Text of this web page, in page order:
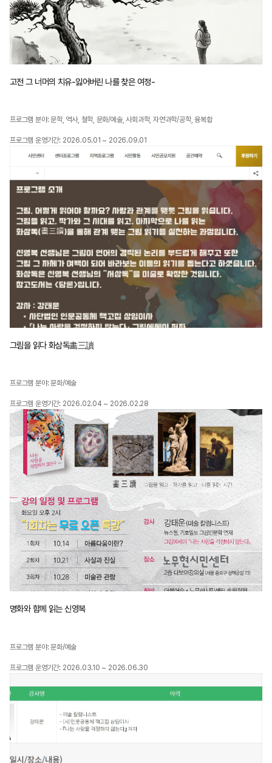
고전 그 너머의 치유-잃어버린 나를 찾은 여정-
프로그램 분야: 문학, 역사, 철학, 문화/예술, 사회과학, 자연과학/공학, 융복합
프로그램 운영기간: 2026.05.01 ~ 2026.09.01
그림을 읽다 화삼독畵三讀
프로그램 분야: 문화/예술
프로그램 운영기간: 2026.02.04 ~ 2026.02.28
명화와 함께 읽는 신영복
프로그램 분야: 문화/예술
프로그램 운영기간: 2026.03.10 ~ 2026.06.30